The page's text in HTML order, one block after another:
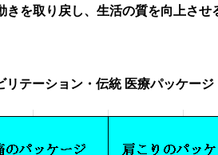
きを取り戻し、生活の質を向上させ
リテーション・伝統 医療パッケージ